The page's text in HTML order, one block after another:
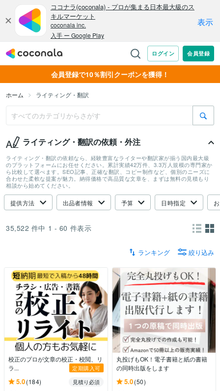
会員登録で10％割引クーポンを獲得！
ホーム ライティング・翻訳
ライティング・翻訳の依頼・外注
ライティング・翻訳の依頼なら、経験豊富なライターや翻訳家が揃う国内最大級
のプラットフォームにお任せください。累計実績42万件、3.3万人規模の専門家か
ら比較して選べます。SEO記事、正確な翻訳、コピー制作など、個別のニーズに
合わせた柔軟な提案が魅力。納得価格で高品質な文章を、まずは無料の見積もり
相談から始めてください。
提供方法 出品者情報 予算 日時指定
35,522 件中 1 - 60 件表示
ランキング 絞り込み
校正のプロが文章の校正・校閲、リ
ラ...
定期購入可
5.0(184)
見積り必須
丸投げもOK！電子書籍と紙の書籍
の同時出版をします
5.0(50)